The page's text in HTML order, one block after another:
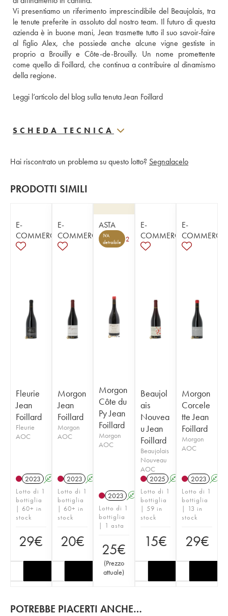
Vi presentiamo un riferimento imprescindibile del Beaujolais, tra
le tenute preferite in assoluto dal nostro team. Il futuro di questa
azienda è in buone mani, Jean trasmette tutto il suo savoir-faire
al figlio Alex, che possiede anche alcune vigne gestiste in
proprio a Brouilly e Côte-de-Brouilly. Un nome promettente
come quello di Foillard, che continua a contribuire al dinamismo
della regione.
Leggi l’articolo del blog sulla tenuta Jean Foillard
SCHEDA TECNICA
Hai riscontrato un problema su questo lotto? Segnalacelo
PRODOTTI SIMILI
E-
COMMERCE
Fleurie
Jean
Foillard
Fleurie
AOC
2023 A K
Lotto di 1
bottiglia
| 60+ in
stock
29€
E-
COMMERCE
Morgon
Jean
Foillard
Morgon
AOC
2023 A
Lotto di 1
bottiglia
| 60+ in
stock
20€
ASTA
IVA
detraibile
2
Morgon
Côte du
Py Jean
Foillard
Morgon
AOC
2023 A K
Lotto di 1
bottiglia
| 1 asta
25€
(Prezzo
attuale)
E-
COMMERCE
Beaujol
ais
Nouvea
u Jean
Foillard
Beaujolais
Nouveau
AOC
2025 A K
Lotto di 1
bottiglia
| 59 in
stock
15€
E-
COMMERCE
Morgon
Corcele
tte Jean
Foillard
Morgon
AOC
2023 A
Lotto di 1
bottiglia
| 13 in
stock
29€
POTREBBE PIACERTI ANCHE…